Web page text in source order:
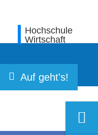
Hochschule
Wirtschaft
Auf geht's!